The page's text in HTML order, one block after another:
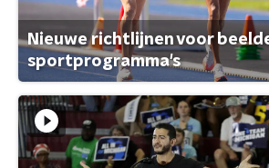
Nieuwe richtlijnen voor
sportprogramma's